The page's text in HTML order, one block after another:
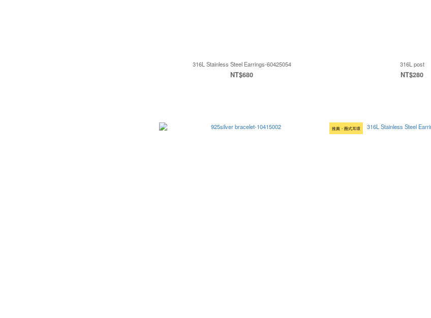
316L Stainless Steel Earrings-60425054
NT$680
316L post
NT$280
推薦・圈式耳環